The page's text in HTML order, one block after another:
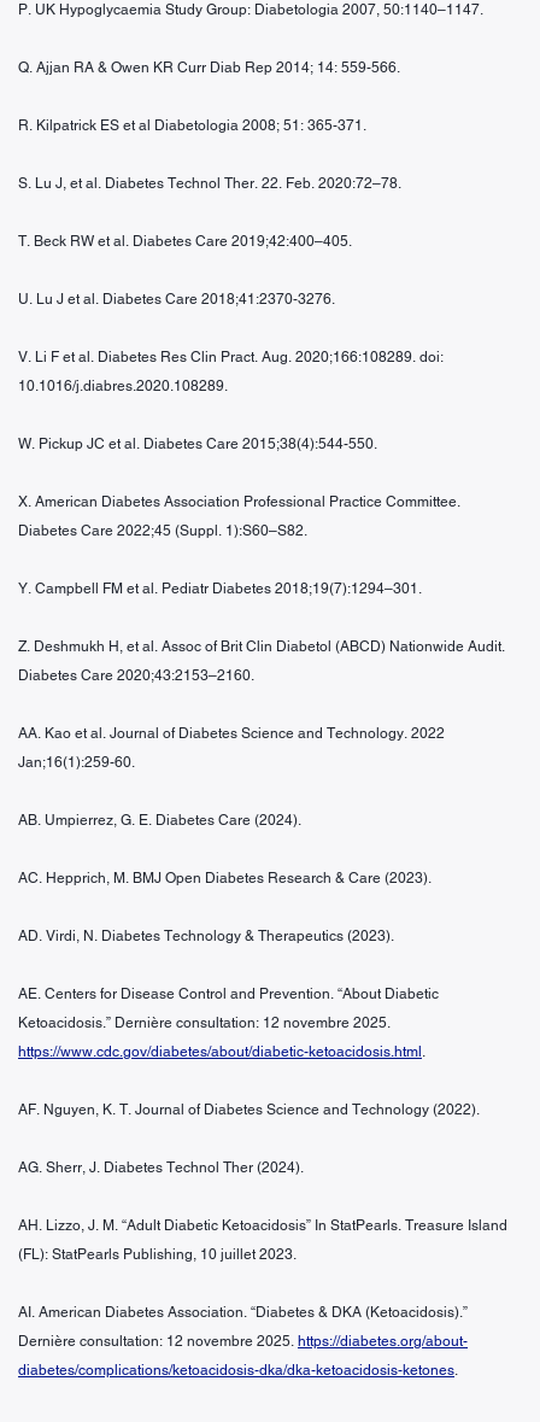
P. UK Hypoglycaemia Study Group: Diabetologia 2007, 50:1140–1147.
Q. Ajjan RA & Owen KR Curr Diab Rep 2014; 14: 559-566.
R. Kilpatrick ES et al Diabetologia 2008; 51: 365-371.
S. Lu J, et al. Diabetes Technol Ther. 22. Feb. 2020:72–78.
T. Beck RW et al. Diabetes Care 2019;42:400–405.
U. Lu J et al. Diabetes Care 2018;41:2370-3276.
V. Li F et al. Diabetes Res Clin Pract. Aug. 2020;166:108289. doi:
10.1016/j.diabres.2020.108289.
W. Pickup JC et al. Diabetes Care 2015;38(4):544-550.
X. American Diabetes Association Professional Practice Committee.
Diabetes Care 2022;45 (Suppl. 1):S60–S82.
Y. Campbell FM et al. Pediatr Diabetes 2018;19(7):1294–301.
Z. Deshmukh H, et al. Assoc of Brit Clin Diabetol (ABCD) Nationwide Audit.
Diabetes Care 2020;43:2153–2160.
AA. Kao et al. Journal of Diabetes Science and Technology. 2022
Jan;16(1):259-60.
AB. Umpierrez, G. E. Diabetes Care (2024).
AC. Hepprich, M. BMJ Open Diabetes Research & Care (2023).
AD. Virdi, N. Diabetes Technology & Therapeutics (2023).
AE. Centers for Disease Control and Prevention. “About Diabetic
Ketoacidosis.” Dernière consultation: 12 novembre 2025.
https://www.cdc.gov/diabetes/about/diabetic-ketoacidosis.html .
AF. Nguyen, K. T. Journal of Diabetes Science and Technology (2022).
AG. Sherr, J. Diabetes Technol Ther (2024).
AH. Lizzo, J. M. “Adult Diabetic Ketoacidosis” In StatPearls. Treasure Island
(FL): StatPearls Publishing, 10 juillet 2023.
AI. American Diabetes Association. “Diabetes & DKA (Ketoacidosis).”
Dernière consultation: 12 novembre 2025. https://diabetes.org/about-
diabetes/complications/ketoacidosis-dka/dka-ketoacidosis-ketones.